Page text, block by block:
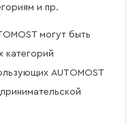
и пр.
могут быть
категорий
AUTOMOST